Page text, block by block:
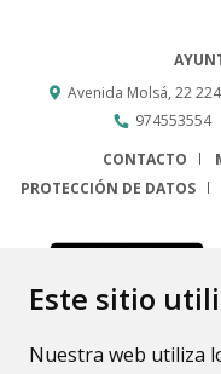
Este sitio
Nuestra web utiliza
Avenida Molsá, 22
974553554
CONTACTO
PROTECCIÓN DE DATOS